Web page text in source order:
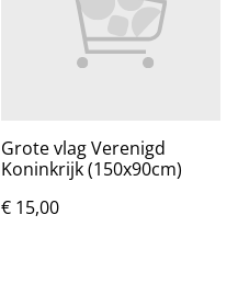
Grote vlag Verenigd
Koninkrijk (150x90cm)
€ 15,00